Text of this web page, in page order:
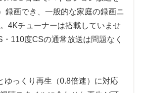
録画でき、一般的な家庭の録画ニ
4Kチューナーは搭載していませ
110度CSの通常放送は問題なく
ゆっくり再生（0.8倍速）に対応